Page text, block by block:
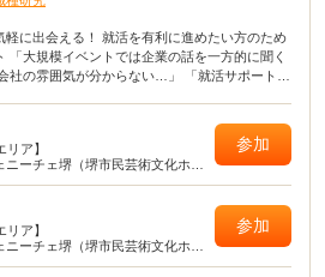
軽に出会える！ 就活を有利に進めたい方のため
気が分からない…」 「就活サポート
の参加も大歓迎！ 皆様のご参加をお待ちして
リア】
ニーチェ堺（堺市民芸術文化ホー
参加
リア】
ニーチェ堺（堺市民芸術文化ホー
参加